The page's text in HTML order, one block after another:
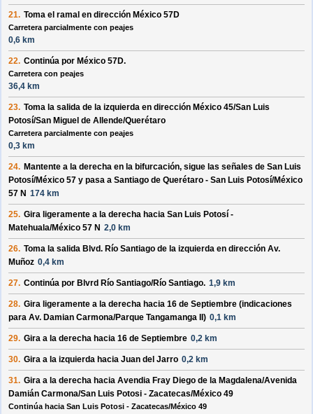
21. Toma el ramal en dirección México 57D
Carretera parcialmente con peajes
0,6 km
22. Continúa por México 57D.
Carretera con peajes
36,4 km
23. Toma la salida de la izquierda en dirección México 45/San Luis
Potosí/San Miguel de Allende/Querétaro
Carretera parcialmente con peajes
0,3 km
24. Mantente a la derecha en la bifurcación, sigue las señales de San Luis
Potosí/México 57 y pasa a Santiago de Querétaro - San Luis Potosí/México
57 N 174 km
25. Gira ligeramente a la derecha hacia San Luis Potosí -
Matehuala/México 57 N 2,0 km
26. Toma la salida Blvd. Río Santiago de la izquierda en dirección Av.
Muñoz 0,4 km
27. Continúa por Blvrd Río Santiago/Río Santiago. 1,9 km
28. Gira ligeramente a la derecha hacia 16 de Septiembre (indicaciones
para Av. Damian Carmona/Parque Tangamanga II ) 0,1 km
29. Gira a la derecha hacia 16 de Septiembre 0,2 km
30. Gira a la izquierda hacia Juan del Jarro 0,2 km
31. Gira a la derecha hacia Avendia Fray Diego de la Magdalena/Avenida
Damián Carmona/San Luis Potosi - Zacatecas/México 49
Continúa hacia San Luis Potosi - Zacatecas/México 49